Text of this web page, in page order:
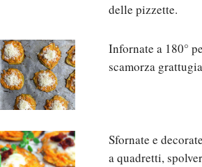
delle pizzette.
Infornate a 180°
scamorza
Sfornate e
a quadretti,